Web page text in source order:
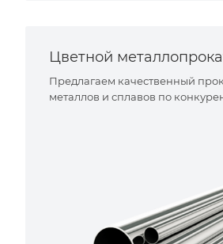
Цветной
Предлагаем качественный
металлов и сплавов по